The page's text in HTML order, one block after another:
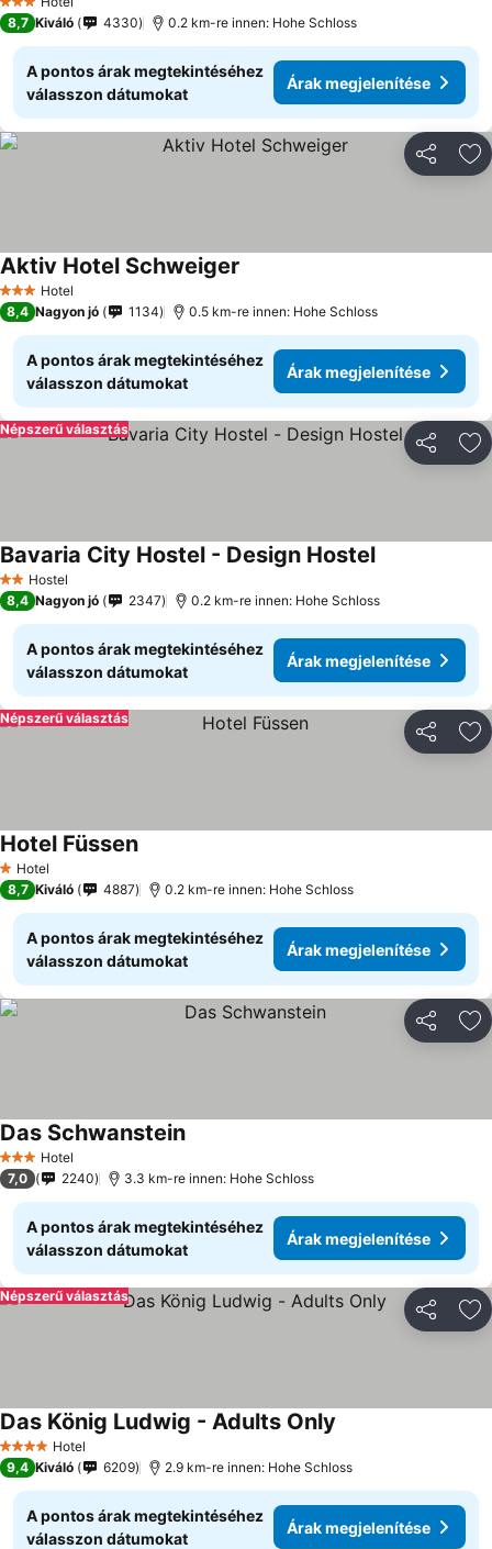
3 Kategória
8,7 Kiváló 4330 0.2 km-re innen: Hohe Schloss
A pontos árak megtekintéséhez
válasszon dátumokat
Árak megjelenítése
3 Kategória
Hotel
Aktiv Hotel Schweiger
8,4 Nagyon jó 1134 0.5 km-re innen: Hohe Schloss
A pontos árak megtekintéséhez
válasszon dátumokat
Árak megjelenítése
Népszerű választás
2 Kategória
Hostel
Bavaria City Hostel - Design Hostel
8,4 Nagyon jó 2347 0.2 km-re innen: Hohe Schloss
A pontos árak megtekintéséhez
válasszon dátumokat
Árak megjelenítése
Népszerű választás
1 Kategória
Hotel
Hotel Füssen
8,7 Kiváló 4887 0.2 km-re innen: Hohe Schloss
A pontos árak megtekintéséhez
válasszon dátumokat
Árak megjelenítése
3 Kategória
Hotel
Das Schwanstein
7,0 2240 3.3 km-re innen: Hohe Schloss
A pontos árak megtekintéséhez
válasszon dátumokat
Árak megjelenítése
Népszerű választás
4 KategóriaHotel
Das König Ludwig - Adults Only
9,4 Kiváló 6209 2.9 km-re innen: Hohe Schloss
A pontos árak megtekintéséhez
válasszon dátumokat
Árak megjelenítése